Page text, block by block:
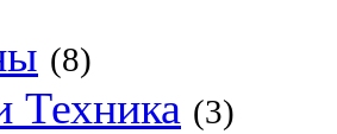
(8)
Техника (3)